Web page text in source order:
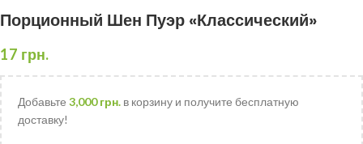
Порционный Шен Пуэр «Классический»
17 грн.
Добавьте 3,000грн. в корзину и получите бесплатную
доставку!